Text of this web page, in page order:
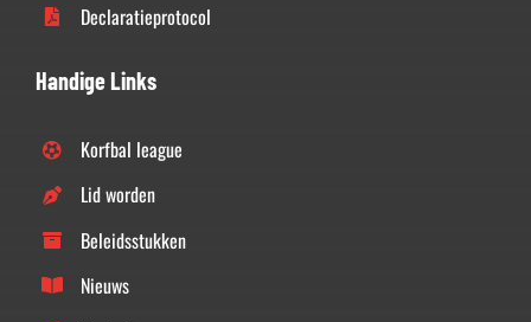
Declaratieprotocol
Handige Links
Korfbal league
Lid worden
Beleidsstukken
Nieuws